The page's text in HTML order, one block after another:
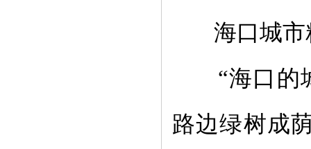
海口城
“海口的
路边绿树成